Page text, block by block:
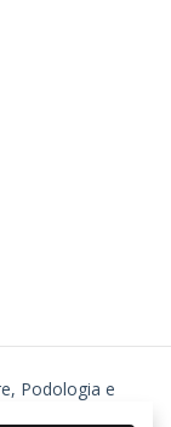
Podologia e